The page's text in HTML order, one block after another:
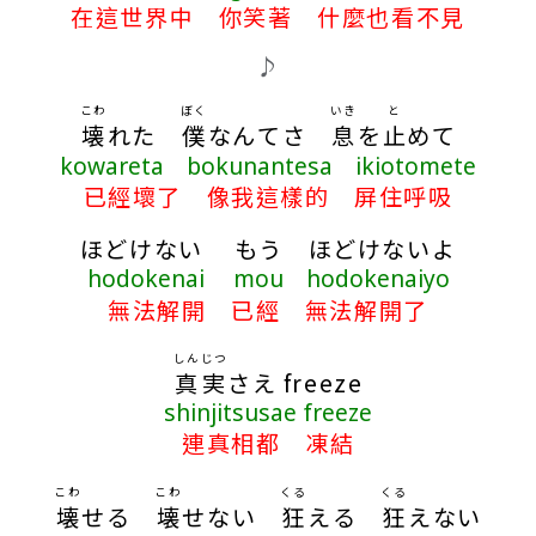
在這世界中 你笑著 什麼也看不見
♪
壊
こわ
れた 僕
ぼく
なんてさ 息
いき
を止
と
めて
kowareta bokunantesa ikiotomete
已經壞了 像我這樣的 屏住呼吸
ほどけない もう ほどけないよ
hodokenai mou hodokenaiyo
無法解開 已經 無法解開了
真実
しんじつ
さえ freeze
shinjitsusae freeze
連真相都 凍結
壊
こわ
せる 壊
こわ
せない 狂
くる
える 狂
くる
えない